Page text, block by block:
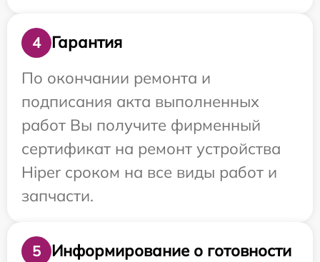
4
Гарантия
По окончании ремонта и
подписания акта выполненных
работ Вы получите фирменный
сертификат на ремонт устройства
Hiper сроком на все виды работ и
запчасти.
5
Информирование о готовности